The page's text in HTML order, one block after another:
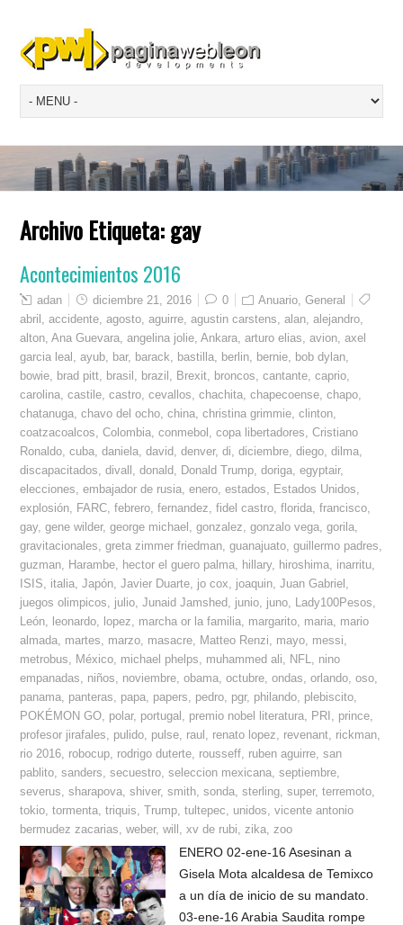
Archivo Etiqueta:gay
Acontecimientos 2016
adan diciembre 21, 2016 0 Anuario ,General
abril
,accidente ,agosto ,aguirre ,agustin carstens ,alan ,alejandro
alton ,Ana Guevara ,angelina jolie ,Ankara ,arturo elias ,avion ,axel
garcia leal
,ayub bar, barack bastilla berlin bernie bob dylan
bowie
brad pitt brasil brazil Brexit broncos ,cantante ,caprio
carolina ,castile ,castro ,cevallos ,chachita ,chapecoense ,chapo
chatanuga ,chavo del ocho ,china ,christina grimmie ,clinton
coatzacoalcos ,Colombia ,conmebol ,copa libertadores ,Cristiano
Ronaldo ,cuba ,daniela ,david ,denver,di ,diciembre ,diego ,dilma
discapacitados ,divall ,donald Donald Trump ,doriga ,egyptair,
elecciones ,embajador de rusia ,enero ,estados Estados Unidos
explosión
FARC ,febrero ,fernandez ,fidel castro ,florida ,francisco
gay,gene wilder,george michael ,gonzalez ,gonzalo vega ,gorila
gravitacionales ,greta zimmer friedman ,guanajuato ,guillermo padres
guzman
Harambe hector el guero palma hillary, hiroshima inarritu
ISIS
italia ,Japón ,Javier Duarte jo cox joaquin ,Juan Gabriel
juegos olimpicos
julio ,Junaid Jamshed junio juno Lady100Pesos
León
leonardo lopez marcha or la familia margarito maria mario
almada martes marzo masacre Matteo Renzi mayo messi
metrobus
México michael phelps muhammed ali NFL
nino
empanadas
niños noviembre ,obama ,octubre ,ondas ,orlando ,oso
panama panteras papa papers pedro pgr, philando plebiscito
POKÉMON GO polar, portugal premio nobel literatura PRI prince
profesor jirafales
pulido pulse raul renato lopez revenant rickman
rio 2016 robocup rodrigo duterte rousseff ruben aguirre ,san
pablito ,sanders ,secuestro ,seleccion mexicana ,septiembre
severus ,sharapova ,shiver,smith ,sonda ,sterling ,super,terremoto
tokio ,tormenta ,triquis ,Trump ,tultepec unidos ,vicente antonio
bermudez zacarias ,weber,will ,xv de rubi zika zoo
ENERO 02-ene-16 Asesinan a
Gisela Mota alcaldesa de Temixco
a un día de inicio de su mandato.
03-ene-16 Arabia Saudita rompe